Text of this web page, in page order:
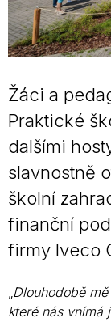
Žáci a
Praktické
dalšími
slavnostně
školní
finanční
firmy Iveco
„Dlouhodobě
které nás vnímá